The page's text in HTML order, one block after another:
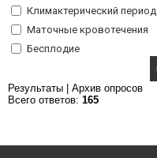
Климактерический период
Маточные кровотечения
Бесплодие
Результаты
Архив опросов
Всего ответов: 165